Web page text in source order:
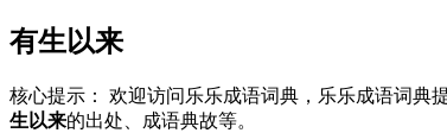
有生以来
核心提示： 欢迎访问乐乐成语词典，乐乐成语词典
生以来的出处、成语典故等。